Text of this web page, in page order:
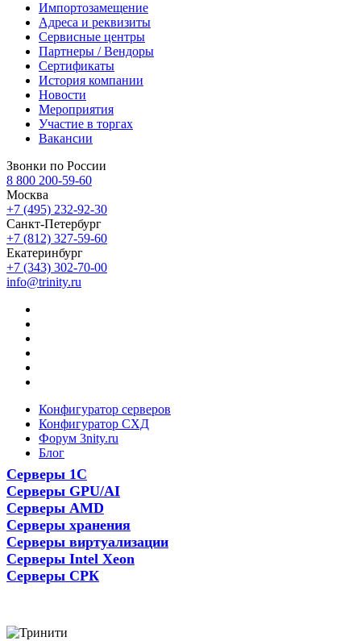
Импортозамещение
Адреса и реквизиты
Сервисные центры
Партнеры / Вендоры
Сертификаты
История компании
Новости
Мероприятия
Участие в торгах
Вакансии
Звонки по России
8 800 200-59-60
Москва
+7 (495) 232-92-30
Санкт-Петербург
+7 (812) 327-59-60
Екатеринбург
+7 (343) 302-70-00
info@trinity.ru
Конфигуратор серверов
Конфигуратор СХД
Форум 3nity.ru
Блог
Серверы 1С
Серверы GPU/AI
Серверы AMD
Серверы хранения
Серверы виртуализации
Серверы Intel Xeon
Серверы СРК